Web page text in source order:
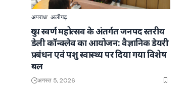
अपराध अलीगढ़
दुग्ध स्वर्ण महोत्सव के अंतर्गत जनपद स्तरीय
डेली कॉन्क्लेव का आयोजन: वैज्ञानिक डेयरी
प्रबंधन एवं पशु स्वास्थ्य पर दिया गया विशेष
बल
अगस्त 5, 2026